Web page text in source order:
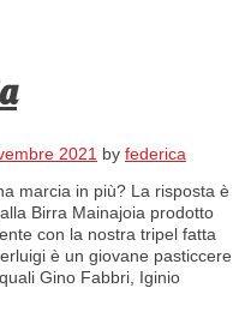
2021 by federica
marcia in più? La risposta è
Birra Mainajoia prodotto
con la nostra tripel fatta
è un giovane pasticcere
Gino Fabbri, Iginio